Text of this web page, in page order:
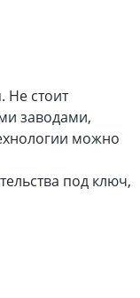
стоит
заводами,
можно
под ключ,